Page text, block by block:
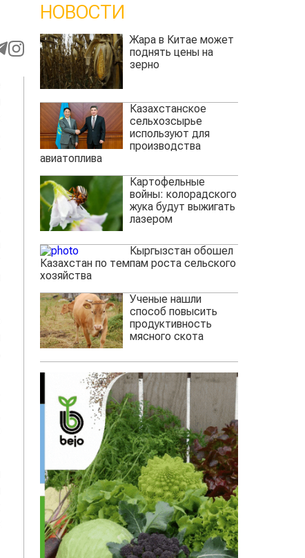
НОВОСТИ
Жара в Китае может
поднять цены на
зерно
Казахстанское
сельхозсырье
используют для
производства
авиатоплива
Картофельные
войны: колорадского
жука будут выжигать
лазером
Кыргызстан обошел
Казахстан по темпам роста сельского
хозяйства
Ученые нашли
способ повысить
продуктивность
мясного скота